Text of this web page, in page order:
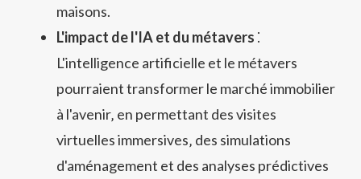
maisons.
L'impact de l'IA et du métavers ⁚
L'intelligence artificielle et le métavers
pourraient transformer le marché immobilier
à l'avenir‚ en permettant des visites
virtuelles immersives‚ des simulations
d'aménagement et des analyses prédictives